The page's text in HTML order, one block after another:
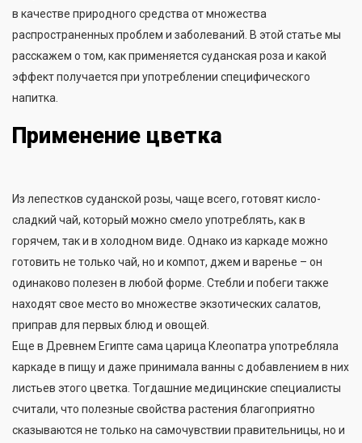
в качестве природного средства от множества
распространенных проблем и заболеваний. В этой статье мы
расскажем о том, как применяется суданская роза и какой
эффект получается при употреблении специфического
напитка.
Применение цветка
Из лепестков суданской розы, чаще всего, готовят кисло-
сладкий чай, который можно смело употреблять, как в
горячем, так и в холодном виде. Однако из каркаде можно
готовить не только чай, но и компот, джем и варенье – он
одинаково полезен в любой форме. Стебли и побеги также
находят свое место во множестве экзотических салатов,
приправ для первых блюд и овощей.
Еще в Древнем Египте сама царица Клеопатра употребляла
каркаде в пищу и даже принимала ванны с добавлением в них
листьев этого цветка. Тогдашние медицинские специалисты
считали, что полезные свойства растения благоприятно
сказываются не только на самочувствии правительницы, но и